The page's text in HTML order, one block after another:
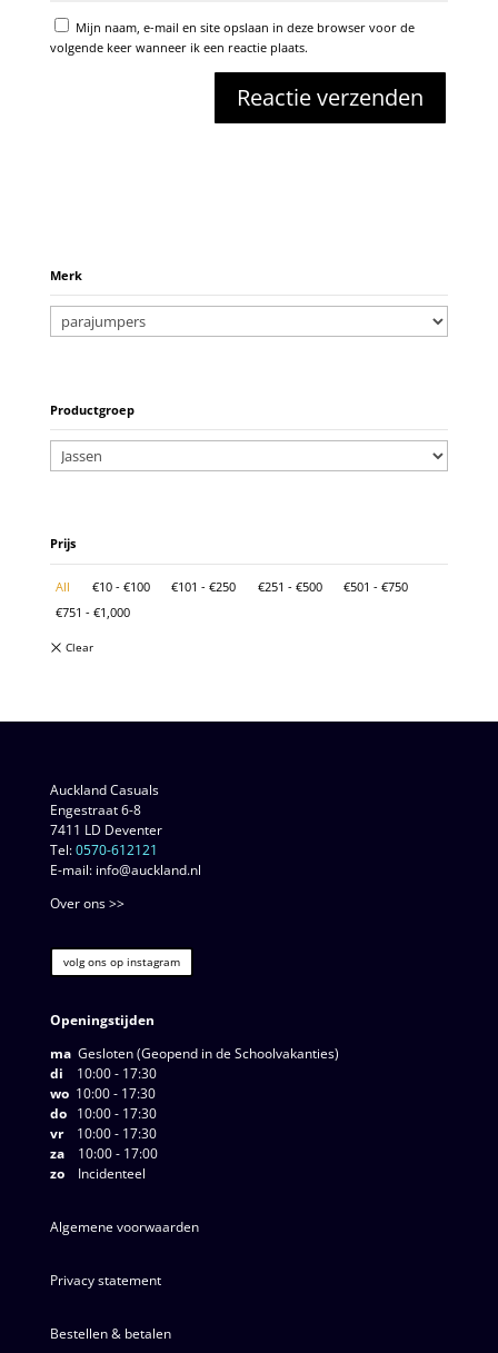
Mijn naam, e-mail en site opslaan in deze browser voor de
volgende keer wanneer ik een reactie plaats.
Merk
Productgroep
Prijs
All €10- €100 €101 -€250 €251 - €500 €501 -€750
€751 -€1,000
Auckland Casuals
Engestraat 6-8
7411 LD Deventer
Tel:0570-612121
E-mail: info@auckland.nl
Over ons >>
volg ons op instagram
Openingstijden
maGesloten (Geopend in de Schoolvakanties)
di 10:00 - 17:30
wo10:00 - 17:30
do10:00 - 17:30
vr10:00 - 17:30
za10:00 - 17:00
zoIncidenteel
Algemene voorwaarden
Privacy statement
Bestellen & betalen